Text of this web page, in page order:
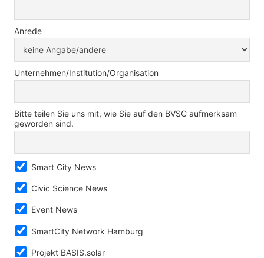
Anrede
Unternehmen/Institution/Organisation
Bitte teilen Sie uns mit, wie Sie auf den BVSC aufmerksam
geworden sind.
Smart City News
Civic Science News
Event News
SmartCity Network Hamburg
Projekt BASIS.solar